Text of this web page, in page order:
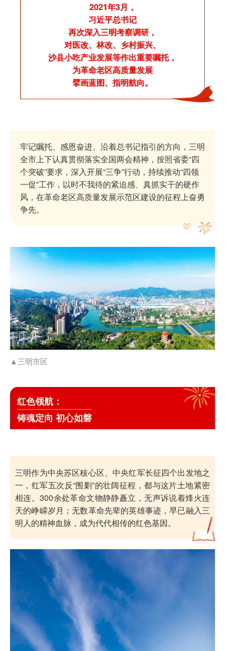
2021年3月，
习近平总书记
再次深入三明考察调研，
对医改、林改、 乡村振兴、
沙县小吃产业发展等作出重要嘱托，
为革命老区高质量发展
擘画蓝图、指明航向。
牢记嘱托、感恩奋进。沿着总书记指引的方向，三明
全市上下认真贯彻落实全国两会精神，按照省委“四
个突破”要求，深入开展“三争”行动，持续推动“四领
一促”工作，以时不我待的紧迫感、真抓实干的硬作
风，在革命老区高质量发展示范区建设的征程上奋勇
争先。
▲三明市区
红色领航：
铸魂定向 初心如磐
三明作为中央苏区核心区、中央红军长征四个出发地之
一，红军五次反“围剿”的壮阔征程，都与这片土地紧密
相连。300余处革命文物静静矗立，无声诉说着烽火连
天的峥嵘岁月；无数革命先辈的英雄事迹，早已融入三
明人的精神血脉，成为代代相传的红色基因。